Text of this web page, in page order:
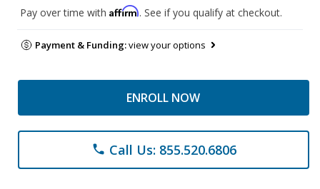
Pay over time with Affirm. See if you qualify at checkout.
Payment & Funding:view your options
ENROLL NOW
phone Call Us: 855.520.6806